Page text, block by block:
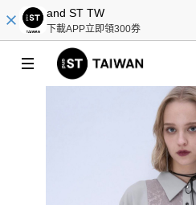
and ST TW
下載APP立即領300券